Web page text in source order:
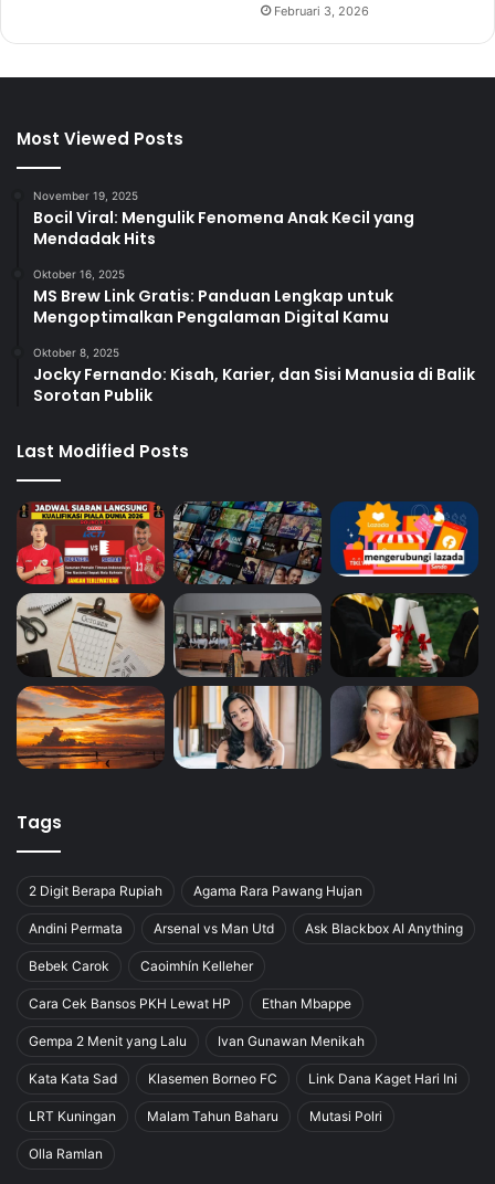
Februari 3, 2026
Most Viewed Posts
November 19, 2025
Bocil Viral: Mengulik Fenomena Anak Kecil yang
Mendadak Hits
Oktober 16, 2025
MS Brew Link Gratis: Panduan Lengkap untuk
Mengoptimalkan Pengalaman Digital Kamu
Oktober 8, 2025
Jocky Fernando: Kisah, Karier, dan Sisi Manusia di Balik
Sorotan Publik
Last Modified Posts
Tags
2 Digit Berapa Rupiah Agama Rara Pawang Hujan
Andini Permata Arsenal vs Man Utd Ask Blackbox AI Anything
Bebek Carok Caoimhín Kelleher
Cara Cek Bansos PKH Lewat HP Ethan Mbappe
Gempa 2 Menit yang Lalu Ivan Gunawan Menikah
Kata Kata Sad Klasemen Borneo FC Link Dana Kaget Hari Ini
LRT Kuningan Malam Tahun Baharu Mutasi Polri
Olla Ramlan